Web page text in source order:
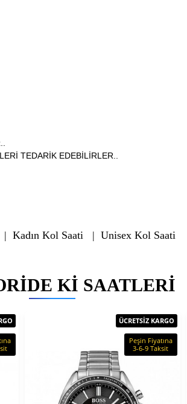
TEDARİK EDEBİLİRLER..
| Kadın Kol Saati | Unisex Kol Saati
KI SAATLERI
ÜCRETSİZ KARGO
Peşin Fiyatına
3-6-9 Taksit